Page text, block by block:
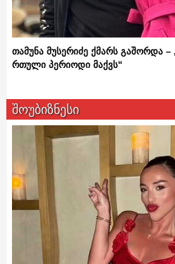
თამუნა მუსერიძე ქმარს გაშორდა –
რთული პერიოდი მაქვს“
შოუბიზნესი